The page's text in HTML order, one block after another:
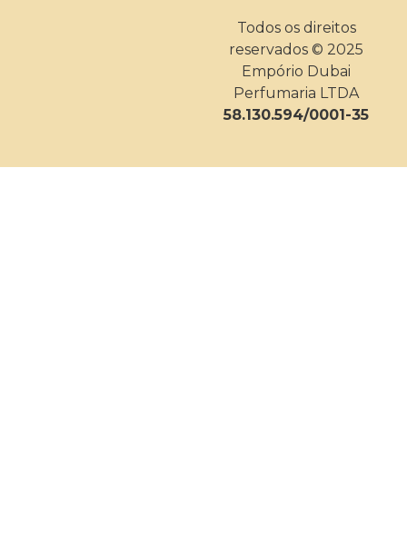
Todos os direitos
reservados © 2025
Empório Dubai
Perfumaria LTDA
58.130.594/0001-35